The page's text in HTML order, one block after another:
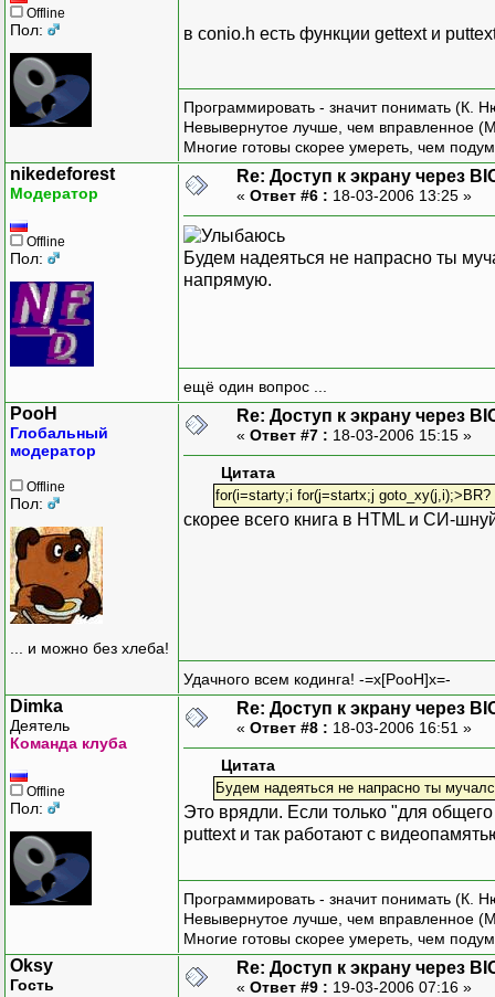
iter = *buffer;
}
/* Восстановление куска
void
struct
{
for(x = x1; x <=
for(y =
/* Освобождаем
struct
/* Перед
/* Запоминаем
и 10 и
save_video(10,
/* Очищаем
/*
getch();
Offline
Пол: в conio.h есть функции gettext и
Программировать - значит понимать (К.
Невывернутое лучше, чем вправленное
Многие готовы скорее умереть, чем
nikedeforest
Модератор
Offline
Пол:
Re: Доступ к экрану через
« Ответ #6 : 18-03-2006 13:25 »
Будем надеяться не напрасно ты
напрямую.
ещё один вопрос ...
PooH
Глобальный
модератор
Offline
Пол:
... и можно без хлеба!
Re: Доступ к экрану через
« Ответ #7 : 18-03-2006 15:15 »
Цитата
for(i=starty;i for(j=startx;j goto_xy(j,i);>BR?
скорее всего книга в HTML и СИ-
Удачного всем кодинга! -=x[PooH]x=-
Dimka
Деятель
Команда клуба
Offline
Пол:
Re: Доступ к экрану через
« Ответ #8 : 18-03-2006 16:51 »
Цитата
Будем надеяться не напрасно ты
Это врядли. Если только "для
puttext и так работают с
Программировать - значит понимать (К.
Невывернутое лучше, чем вправленное
Многие готовы скорее умереть, чем
Oksy
Гость
Re: Доступ к экрану через
« Ответ #9 : 19-03-2006 07:16 »